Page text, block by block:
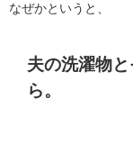
なぜかというと、
夫の洗濯物
ら。